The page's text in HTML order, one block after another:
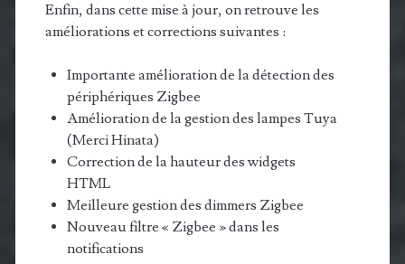
Enfin, dans cette mise à jour, on retrouve les
améliorations et corrections suivantes :
Importante amélioration de la détection des
périphériques Zigbee
Amélioration de la gestion des lampes Tuya
(Merci Hinata)
Correction de la hauteur des widgets
HTML
Meilleure gestion des dimmers Zigbee
Nouveau filtre « Zigbee » dans les
notifications